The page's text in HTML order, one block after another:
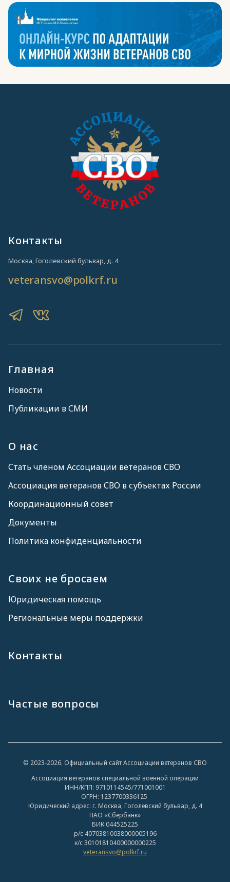
Главная
Новости
Публикации в СМИ
О нас
Стать членом Ассоциации ветеранов СВО
Ассоциация ветеранов СВО в субъектах России
Координационный совет
Документы
Политика конфиденциальности
Своих не бросаем
Юридическая помощь
Региональные меры поддержки
Контакты
Частые вопросы
Контакты
Москва, Гоголевский бульвар, д. 4
veteransvo@polkrf.ru
© 2023-2026. Официальный сайт Ассоциации ветеранов СВО
Ассоциация ветеранов специальной военной операции
ИНН/КПП: 9710114545/771001001
ОГРН: 1237700336125
Юридический адрес: г. Москва, Гоголевский бульвар, д. 4
ПАО «Сбербанк»
БИК 044525225
р/с 40703810038000005196
к/с 30101810400000000225
veteransvo@polkrf.ru